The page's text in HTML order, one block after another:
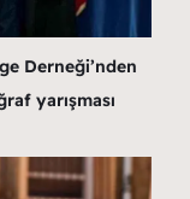
Derneği’nden
yarışması